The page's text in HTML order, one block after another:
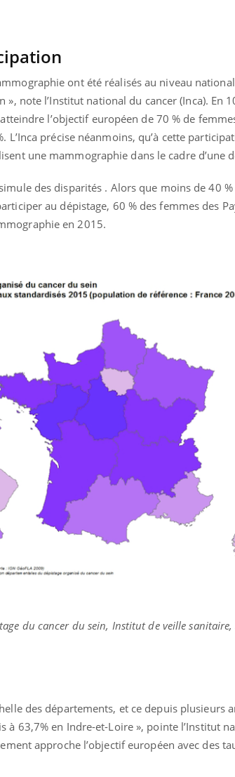
ont été réalisés au niveau
note l’Institut national du cancer (Inca). En
l’objectif européen de 70 % de
précise néanmoins, qu’à cette
une mammographie dans le cadre d’une
des disparités . Alors que moins de 40
au dépistage, 60 % des femmes des
en 2015.
du cancer du sein, Institut de veille sanitaire,
des départements, et ce depuis plusieurs
à 63,7% en Indre-et-Loire », pointe l’Institut
approche l’objectif européen avec des
Les symptômes de la
fer sont multiples ce qui la rend
reste
patients